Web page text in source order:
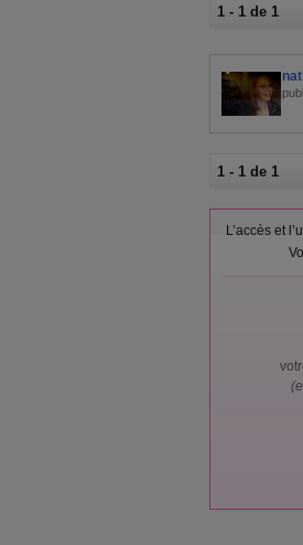
1 - 1 de 1
1 - 1 de 1
L’accès et